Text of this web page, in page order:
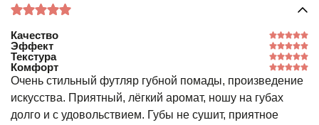
Качество
Эффект
Текстура
Комфорт
Очень стильный футляр губной помады, произведение
искусства. Приятный, лёгкий аромат, ношу на губах
долго и с удовольствием. Губы не сушит, приятное